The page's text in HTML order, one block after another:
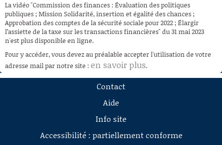
À LA DEMANDE
RECHERCHE
AIDE À LA DÉCOUPE
DE VIDÉOS
La vidéo "Commission des finances : Évaluation des politiques
publiques ; Mission Solidarité, insertion et égalité des chances ;
Approbation des comptes de la sécurité sociale pour 2022 ; Élargir
l’assiette de la taxe sur les transactions financières" du 31 mai 2023
n'est plus disponible en ligne.
Pour y accéder, vous devez au préalable accepter l'utilisation de votre
adresse mail par notre site : en savoir plus.
Contact
Aide
Info site
Accessibilité : partiellement conforme